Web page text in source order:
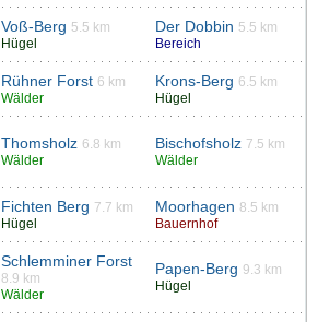
Voß-Berg 5.5 km
Hügel
Der Dobbin 5.5 km
Bereich
Rühner Forst 6 km
Wälder
Krons-Berg 6.5 km
Hügel
Thomsholz 6.8 km
Wälder
Bischofsholz 7.5 km
Wälder
Fichten Berg 7.7 km
Hügel
Moorhagen 8.5 km
Bauernhof
Schlemminer Forst
8.9 km
Wälder
Papen-Berg 9.3 km
Hügel